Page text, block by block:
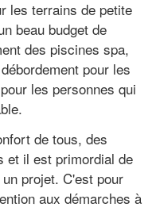
les terrains de petite
beau budget de
des piscines spa,
pour les
les personnes qui
de tous, des
et il est primordial de
projet. C'est pour
aux démarches à